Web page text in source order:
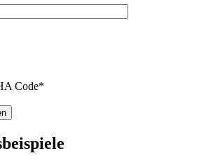
Code*